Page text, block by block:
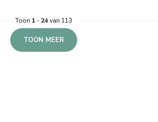
Toon 1 - 24van 113
TOON MEER